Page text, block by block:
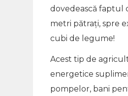
dovedească faptul
metri pătrați, spre
cubi de legume!
Acest tip de
energetice
pompelor, bani